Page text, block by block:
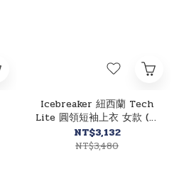
Icebreaker 紐西蘭 Tech
Lite 圓領短袖上衣 女款 (藍
色) 10IB0A576M
NT$3,132
NT$3,480